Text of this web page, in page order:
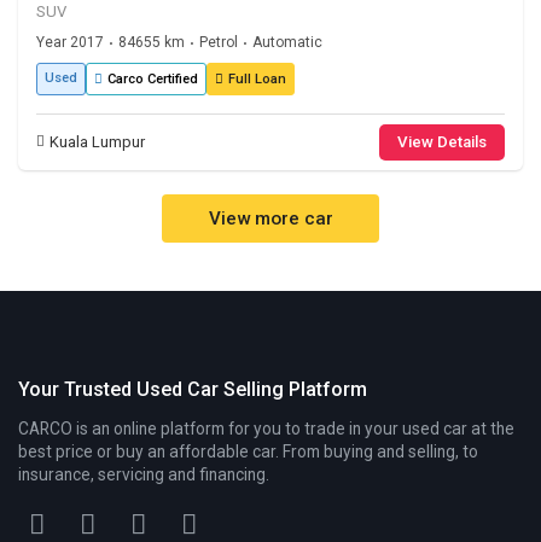
SUV
Year 2017 • 84655 km • Petrol • Automatic
Used Carco Certified Full Loan
Kuala Lumpur View Details
View more car
Your Trusted Used Car Selling Platform
CARCO is an online platform for you to trade in your used car at the
best price or buy an affordable car. From buying and selling, to
insurance, servicing and financing.